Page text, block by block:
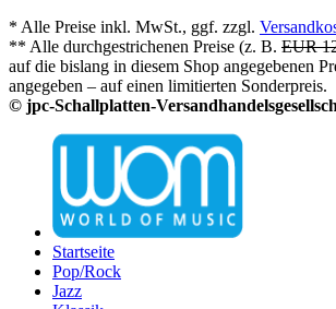
* Alle Preise inkl. MwSt., ggf. zzgl.
** Alle durchgestrichenen Preise (z. B. EUR
auf die bislang in diesem Shop angegebenen
angegeben – auf einen limitierten Sonderpreis.
© jpc-Schallplatten-
Startseite
Pop/Rock
Jazz